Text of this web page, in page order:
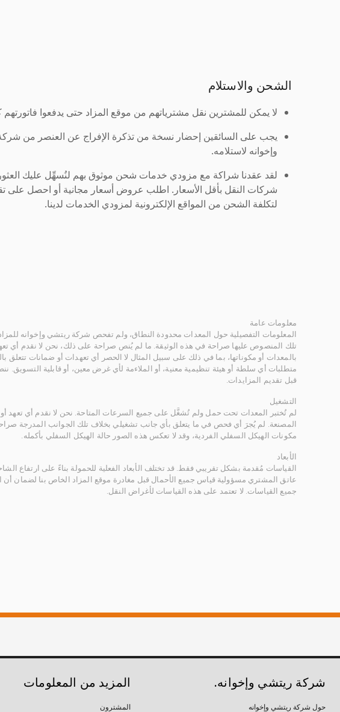
الشحن والاستلام
لا يمكن للمشترين نقل مشترياتهم من موقع المزاد حتى يدفعوا فاتورتهم
يجب على السائقين إحضار نسخة من تذكرة الإفراج عن العنصر من
وإخوانه لاستلامه.
لقد عقدنا شراكة مع مزودي خدمات شحن موثوق بهم لنُسهِّل عليك
شركات النقل بأقل الأسعار. اطلب عروض أسعار مجانية أو احصل على
لتكلفة الشحن من المواقع الإلكترونية لمزودي الخدمات لدينا.
معلومات عامة
المعلومات التفصيلية حول المعدات محدودة النطاق، ولم تفحص شركة ريتشي وإخوانه
تلك المنصوص عليها صراحة في هذه الوثيقة. ما لم يُنص صراحة على ذلك، نحن لا نقدم أي
بالمعدات أو مكوناتها، بما في ذلك على سبيل المثال لا الحصر أي تعهدات أو ضمانات تتعلق
متطلبات أي سلطة أو هيئة تنظيمية معنية، أو الملاءمة لأي غرض معين، أو قابلية
قبل تقديم المزايدات.
التشغيل
لم تُختبر المعدات تحت حمل ولم تُشغَّل على جميع السرعات المتاحة. نحن لا نقدم أي
المصنعة. لم يُجرَ أي فحص في ما يتعلق بأي جانب تشغيلي بخلاف تلك الجوانب المدرجة
مكونات الهيكل السفلي الفردية، وقد لا تعكس هذه الصور حالة الهيكل السفلي بأكمله.
الأبعاد
القياسات مُقدمة بشكل تقريبي فقط. قد تختلف الأبعاد الفعلية للحمولة بناءً على ارتفاع
عاتق المشتري مسؤولية قياس جميع الأحمال قبل مغادرة موقع المزاد الخاص بنا لضمان
جميع القياسات. لا تعتمد على هذه القياسات لأغراض النقل.
شركة ريتشي وإخوانه.
حول شركة ريتشي وإخوانه
المزيد من المعلومات
المشترون